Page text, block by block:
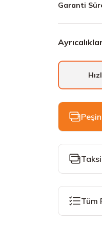
Garanti
Ayrıcalıklar
Tüm